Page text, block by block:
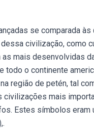
se comparada
civilização, como
mais desenvolvidas
o continente
região de petén, tal
civilizações mais
Estes símbolos eram